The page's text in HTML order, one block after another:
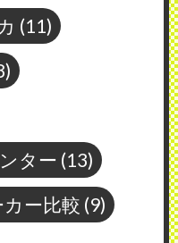
(11)
ター (13)
カー比較 (9)